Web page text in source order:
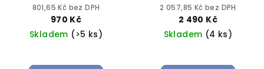
801,65 Kč bez DPH
970 Kč
Skladem (>5 ks)
2 057,85 Kč bez DPH
2 490 Kč
Skladem (4 ks)